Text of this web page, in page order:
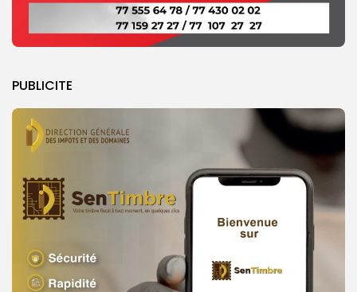
PUBLICITE